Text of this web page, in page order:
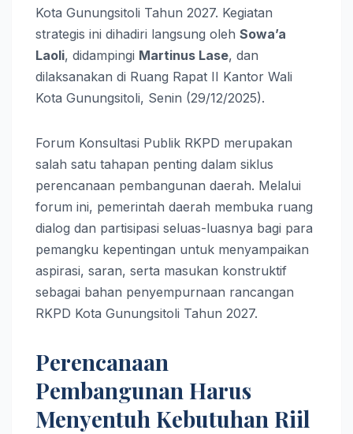
Kota Gunungsitoli Tahun 2027. Kegiatan
strategis ini dihadiri langsung oleh Sowa’a
Laoli, didampingi Martinus Lase, dan
dilaksanakan di Ruang Rapat II Kantor Wali
Kota Gunungsitoli, Senin (29/12/2025).
Forum Konsultasi Publik RKPD merupakan
salah satu tahapan penting dalam siklus
perencanaan pembangunan daerah. Melalui
forum ini, pemerintah daerah membuka ruang
dialog dan partisipasi seluas-luasnya bagi para
pemangku kepentingan untuk menyampaikan
aspirasi, saran, serta masukan konstruktif
sebagai bahan penyempurnaan rancangan
RKPD Kota Gunungsitoli Tahun 2027.
Perencanaan
Pembangunan Harus
Menyentuh Kebutuhan Riil